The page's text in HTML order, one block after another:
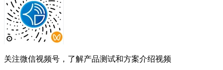
关注微信视频号，了解产品测试和方案介绍视频